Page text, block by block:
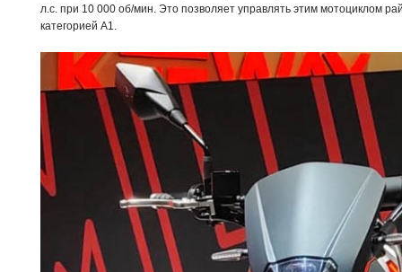
л.с. при 10 000 об/мин. Это позволяет управлять этим мотоциклом
категорией А1.